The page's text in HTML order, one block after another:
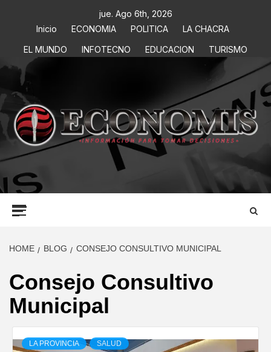
jue. Ago 6th, 2026
Inicio
ECONOMIA POLITICA
LA CHACRA
EL MUNDO
INFOTECNO EDUCACION TURISMO
ECONOMIS
INFORMACIÓN PARA TOMAR DECISIONES
HOME BLOG CONSEJO CONSULTIVO MUNICIPAL
Consejo Consultivo
Municipal
LA PROVINCIA SALUD